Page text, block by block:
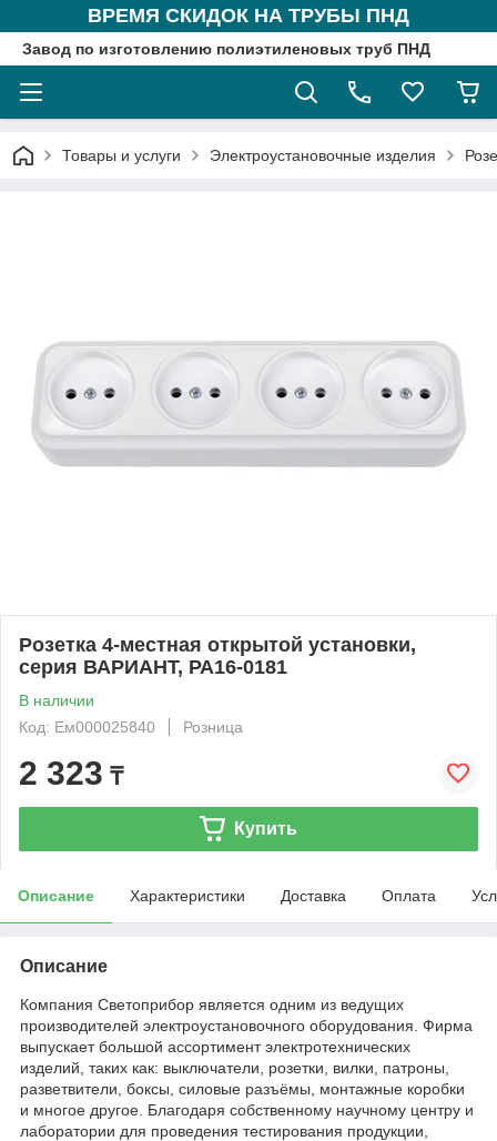
ВРЕМЯ СКИДОК НА ТРУБЫ ПНД
Завод по изготовлению полиэтиленовых труб ПНД
Товары и услуги Электроустановочные изделия
Розетка 4-местная открытой установки,
серия ВАРИАНТ, РА16-0181
В наличии
Код: Ем000025840
Розница
2 323 ₸
Купить
Описание Характеристики Доставка Оплата
Описание
Компания Светоприбор является одним из ведущих
производителей электроустановочного оборудования. Фирма
выпускает большой ассортимент электротехнических
изделий, таких как: выключатели, розетки, вилки, патроны,
разветвители, боксы, силовые разъёмы, монтажные коробки
и многое другое. Благодаря собственному научному центру и
лаборатории для проведения тестирования продукции,